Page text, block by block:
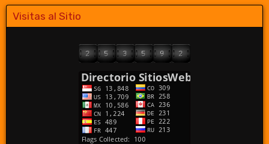
Visitas al Sitio